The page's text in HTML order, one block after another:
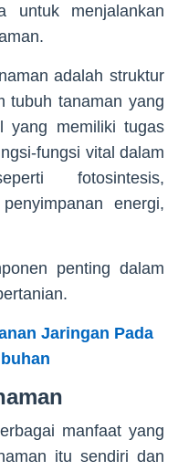
untuk menjalankan
adalah struktur
tubuh tanaman yang
yang memiliki tugas
fungsi vital dalam
fotosintesis,
energi,
penting dalam
Jaringan Pada
manfaat yang
itu sendiri dan